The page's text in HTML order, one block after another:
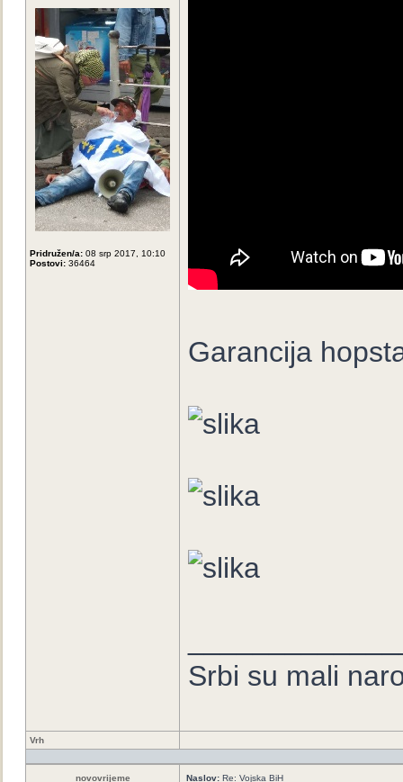
Pridružen/a: 08 srp 2017, 10:10
Postovi: 36464
Garancija
Srbi su mali
Vrh
novovrijeme Naslov: Re: Vojska BiH